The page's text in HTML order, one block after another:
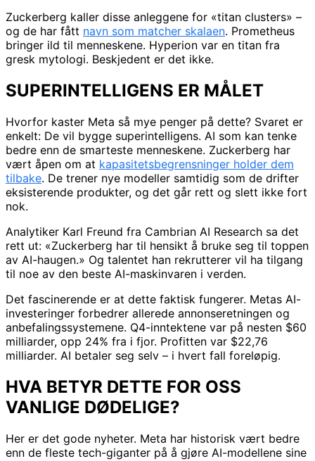
Zuckerberg kaller disse anleggene for «titan clusters» –
og de har fått navn som matcher skalaen. Prometheus
bringer ild til menneskene. Hyperion var en titan fra
gresk mytologi. Beskjedent er det ikke.
SUPERINTELLIGENS ER MÅLET
Hvorfor kaster Meta så mye penger på dette? Svaret er
enkelt: De vil bygge superintelligens. AI som kan tenke
bedre enn de smarteste menneskene. Zuckerberg har
vært åpen om at kapasitetsbegrensninger holder dem
tilbake. De trener nye modeller samtidig som de drifter
eksisterende produkter, og det går rett og slett ikke fort
nok.
Analytiker Karl Freund fra Cambrian AI Research sa det
rett ut: «Zuckerberg har til hensikt å bruke seg til toppen
av AI-haugen.» Og talentet han rekrutterer vil ha tilgang
til noe av den beste AI-maskinvaren i verden.
Det fascinerende er at dette faktisk fungerer. Metas AI-
investeringer forbedrer allerede annonseretningen og
anbefalingssystemene. Q4-inntektene var på nesten $60
milliarder, opp 24% fra i fjor. Profitten var $22,76
milliarder. AI betaler seg selv – i hvert fall foreløpig.
HVA BETYR DETTE FOR OSS
VANLIGE DØDELIGE?
Her er det gode nyheter. Meta har historisk vært bedre
enn de fleste tech-giganter på å gjøre AI-modellene sine